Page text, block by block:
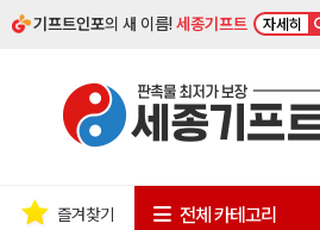
기프트인포의 새 이름!세종기프트 자세히
즐겨찾기 전체 카테고리